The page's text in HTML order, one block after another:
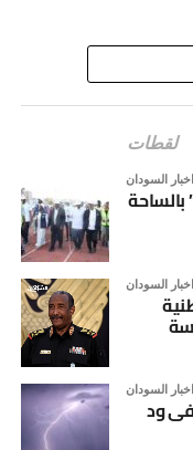
لقطات
اخبار السودان
اخبار السودان
اخبار السودان
ود